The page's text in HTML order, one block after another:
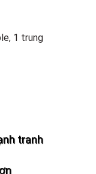
1 trung
tranh